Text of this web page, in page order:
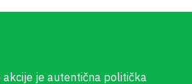
je autentična politička